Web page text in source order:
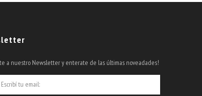
a nuestro Newsletter y enterate de las últimas noveadades!